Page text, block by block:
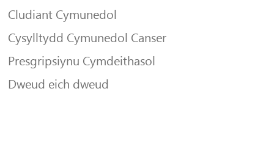
Cludiant Cymunedol
Cysylltydd Cymunedol Canser
Presgripsiynu Cymdeithasol
Dweud eich dweud